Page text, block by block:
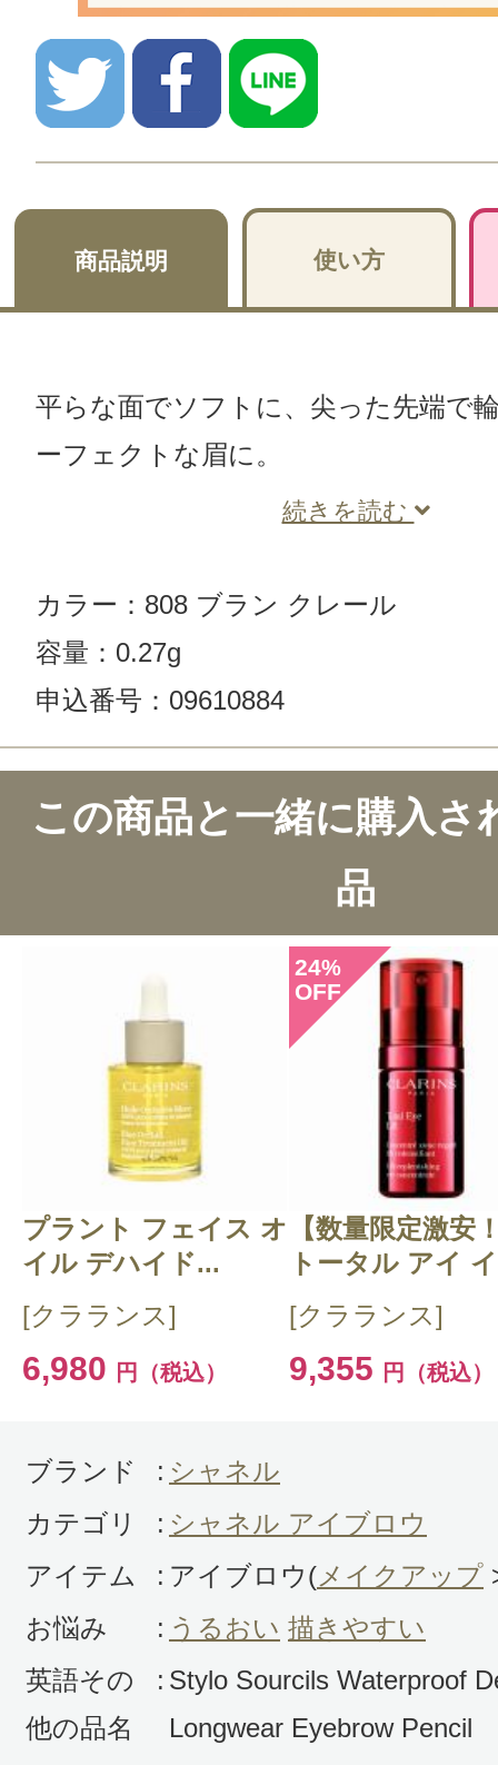
商品説明 使い方
平らな面でソフトに、尖った先端で
ーフェクトな眉に。
続きを読む
カラー：808 ブラン クレール
容量：0.27g
申込番号：09610884
この商品のクチコミ
6件のレビュー
投稿日：2023年10月
まみみ 様
／40代後半
感じた効能：ウォータープルーフ/フ
やすい
購入品：スティロ スルスィル ウォ
購入色：808 ブラン クレール
気分が上がるシャネル！このお色は
垢抜けた印象になります。芯も斜め
りとっても便利です。
投稿日：2023年04月
さとみ 様 ／40代前半
この商品と一緒に購入さ
品
プラント フェイス オ
イル デハイド...
[クラランス]
6,980 円（税込）
24%
OFF
【数量限定激安
トータル アイ
[クラランス]
9,355 円（税込）
ブランド : シャネル
カテゴリ
: シャネル アイブロウ
アイテム
: アイブロウ(メイクアップ
お悩み
: うるおい 描きやすい
英語その
他の品名
: Stylo Sourcils Waterproof
Longwear Eyebrow Pencil